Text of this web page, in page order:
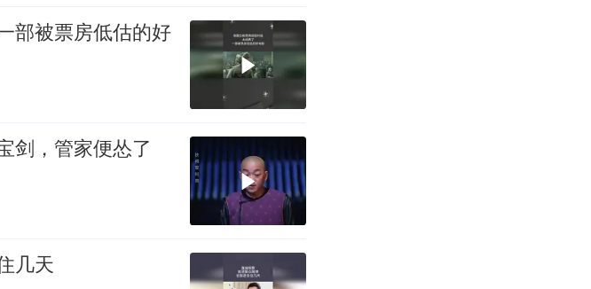
部被票房低估的好
剑，管家便怂了
几天